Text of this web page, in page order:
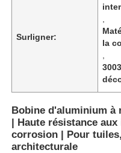
Surligner:
la
Bobine d'aluminium à
| Haute résistance
corrosion | Pour
architecturale